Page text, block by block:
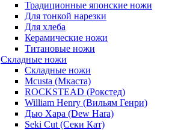
Традиционные японские ножи
Для тонкой нарезки
Для хлеба
Керамические ножи
Титановые ножи
Складные ножи
Складные ножи
Mcusta (Мкаста)
ROCKSTEAD (Рокстед)
William Henry (Вильям Генри)
Дью Хара (Dew Hara)
Seki Cut (Секи Кат)